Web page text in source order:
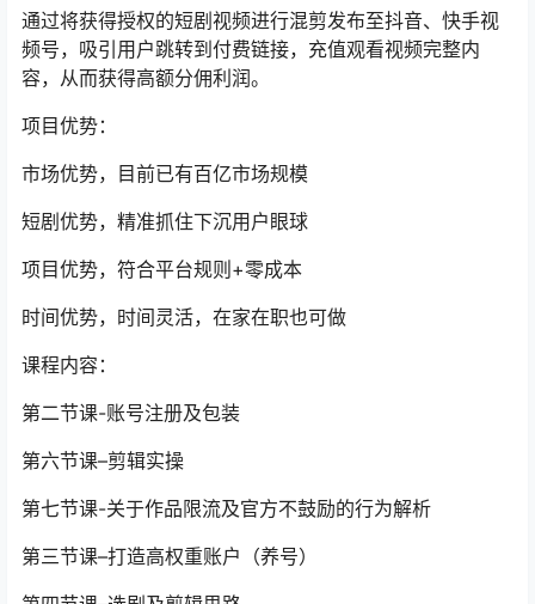
通过将获得授权的短剧视频进行混剪发布至抖音、快手视
频号，吸引用户跳转到付费链接，充值观看视频完整内
容，从而获得高额分佣利润。
项目优势：
市场优势，目前已有百亿市场规模
短剧优势，精准抓住下沉用户眼球
项目优势，符合平台规则+零成本
时间优势，时间灵活，在家在职也可做
课程内容：
第二节课-账号注册及包装
第六节课–剪辑实操
第七节课-关于作品限流及官方不鼓励的行为解析
第三节课–打造高权重账户（养号）